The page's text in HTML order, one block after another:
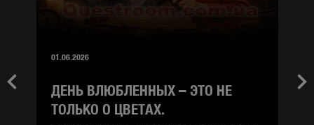
Previous
ДЕНЬ ВЛЮБЛЕННЫХ – ЭТО НЕ
ТОЛЬКО О ЦВЕТАХ.
01.06.2026